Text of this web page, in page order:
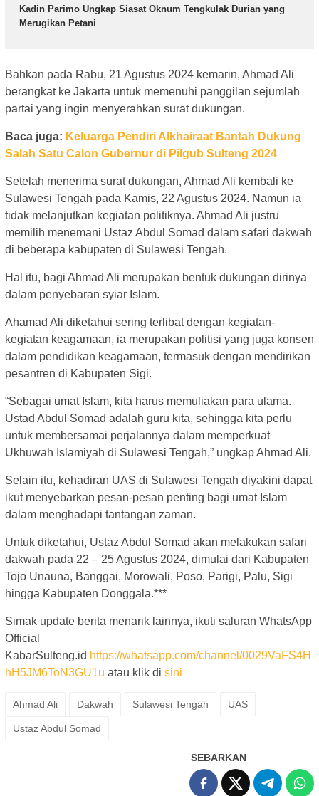
Kadin Parimo Ungkap Siasat Oknum Tengkulak Durian yang
Merugikan Petani
Bahkan pada Rabu, 21 Agustus 2024 kemarin, Ahmad Ali
berangkat ke Jakarta untuk memenuhi panggilan sejumlah
partai yang ingin menyerahkan surat dukungan.
Baca juga: Keluarga Pendiri Alkhairaat Bantah Dukung
Salah Satu Calon Gubernur di Pilgub Sulteng 2024
Setelah menerima surat dukungan, Ahmad Ali kembali ke
Sulawesi Tengah pada Kamis, 22 Agustus 2024. Namun ia
tidak melanjutkan kegiatan politiknya. Ahmad Ali justru
memilih menemani Ustaz Abdul Somad dalam safari dakwah
di beberapa kabupaten di Sulawesi Tengah.
Hal itu, bagi Ahmad Ali merupakan bentuk dukungan dirinya
dalam penyebaran syiar Islam.
Ahamad Ali diketahui sering terlibat dengan kegiatan-
kegiatan keagamaan, ia merupakan politisi yang juga konsen
dalam pendidikan keagamaan, termasuk dengan mendirikan
pesantren di Kabupaten Sigi.
“Sebagai umat Islam, kita harus memuliakan para ulama.
Ustad Abdul Somad adalah guru kita, sehingga kita perlu
untuk membersamai perjalannya dalam memperkuat
Ukhuwah Islamiyah di Sulawesi Tengah,” ungkap Ahmad Ali.
Selain itu, kehadiran UAS di Sulawesi Tengah diyakini dapat
ikut menyebarkan pesan-pesan penting bagi umat Islam
dalam menghadapi tantangan zaman.
Untuk diketahui, Ustaz Abdul Somad akan melakukan safari
dakwah pada 22 – 25 Agustus 2024, dimulai dari Kabupaten
Tojo Unauna, Banggai, Morowali, Poso, Parigi, Palu, Sigi
hingga Kabupaten Donggala.***
Simak update berita menarik lainnya, ikuti saluran WhatsApp
Official
KabarSulteng.id https://whatsapp.com/channel/0029VaFS4H
hH5JM6ToN3GU1u atau klik di sini
Ahmad Ali Dakwah Sulawesi Tengah UAS
Ustaz Abdul Somad
SEBARKAN